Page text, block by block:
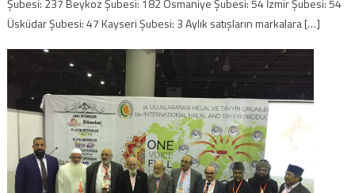
Üsküdar Şubesi: 47 Kayseri Şubesi: 3 Aylık satışların markalara […]